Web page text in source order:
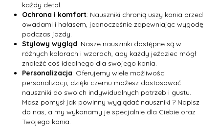
każdy detal.
Ochrona i komfort: Nauszniki chronią uszy konia przed
owadami i hałasem, jednocześnie zapewniając wygodę
podczas jazdy.
Stylowy wygląd: Nasze nauszniki dostępne są w
różnych kolorach i wzorach, aby każdy jeździec mógł
znaleźć coś idealnego dla swojego konia.
Personalizacja: Oferujemy wiele możliwości
personalizacji, dzięki czemu możesz dostosować
nauszniki do swoich indywidualnych potrzeb i gustu.
Masz pomysł jak powinny wyglądać nauszniki ? Napisz
do nas, a my wykonamy je specjalnie dla Ciebie oraz
Twojego konia.